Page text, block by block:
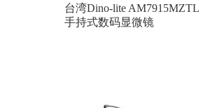
台湾Dino-lite AM7915MZTL
手持式数码显微镜